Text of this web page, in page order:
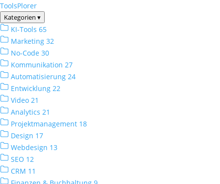
ToolsPlorer
Kategorien ▾
KI-Tools 65
Marketing 32
No-Code 30
Kommunikation 27
Automatisierung 24
Entwicklung 22
Video 21
Analytics 21
Projektmanagement 18
Design 17
Webdesign 13
SEO 12
CRM 11